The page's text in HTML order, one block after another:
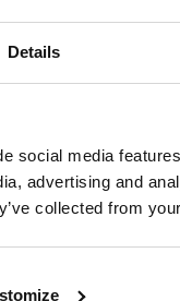
Details
social media
advertising and
collected from